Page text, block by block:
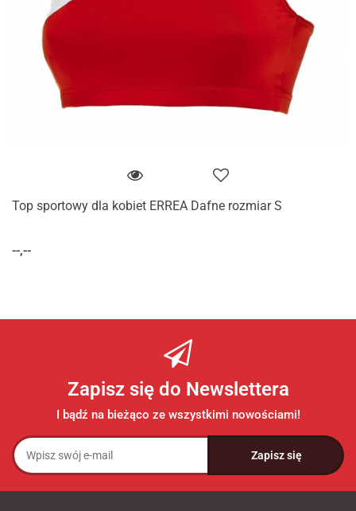
Top sportowy dla kobiet ERREA Dafne rozmiar S
--,--
Zapisz się do Newslettera
I bądź na bieżąco ze wszystkimi nowościami!